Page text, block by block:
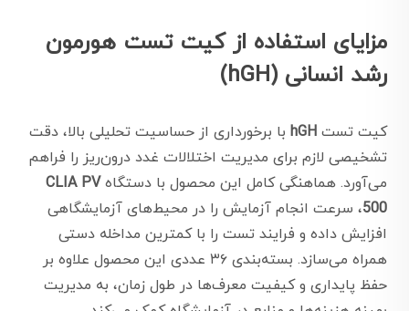
مزایای استفاده از کیت تست هورمون
رشد انسانی (hGH)
کیت تست hGH با برخورداری از حساسیت تحلیلی بالا، دقت
تشخیصی لازم برای مدیریت اختلالات غدد درون‌ریز را فراهم
می‌آورد. هماهنگی کامل این محصول با دستگاهCLIA PV
500، سرعت انجام آزمایش را در محیط‌های آزمایشگاهی
افزایش داده و فرایند تست را با کمترین مداخله دستی
همراه می‌سازد. بسته‌بندی ۳۶ عددی این محصول علاوه بر
حفظ پایداری و کیفیت معرف‌ها در طول زمان، به مدیریت